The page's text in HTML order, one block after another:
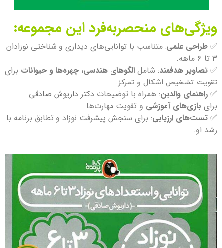
ویژگی‌های منحصربه‌فرد این مجموعه:
✅ طراحی علمی: متناسب با توانایی‌های دیداری و شناختی نوزادان
۳ تا ۶ ماهه.
✅ تصاویر هدفمند: شامل الگوهای هندسی، چهره‌ها و حیوانات برای
تقویت تشخیص اشکال و تمرکز.
✅ راهنمای والدین: همراه با توضیحات دکتر داریوش صادقی
برای بازی‌های آموزشی و تقویت مهارت‌ها.
✅ تست‌های ارزیابی: برای سنجش پیشرفت نوزاد و تطابق برنامه با
رشد او.